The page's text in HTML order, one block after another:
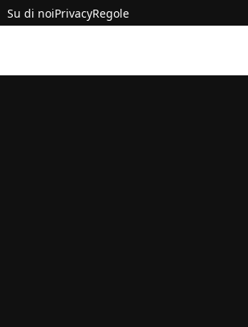
Su di noiPrivacyRegole